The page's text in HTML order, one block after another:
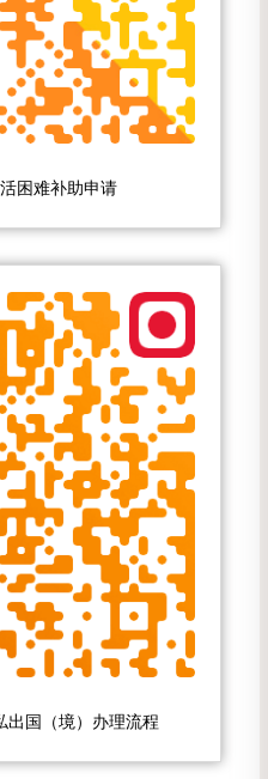
困难补助申请
出国（境）办理流程